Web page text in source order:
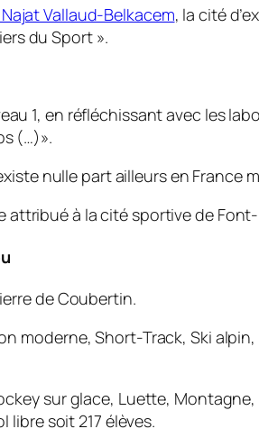
Vallaud-Belkacem, la cité
du Sport ».
1, en réfléchissant avec les
(…)».
nulle part ailleurs en France
à la cité sportive de
de Coubertin.
moderne, Short-Track, Ski
sur glace, Luette,
soit 217 élèves.